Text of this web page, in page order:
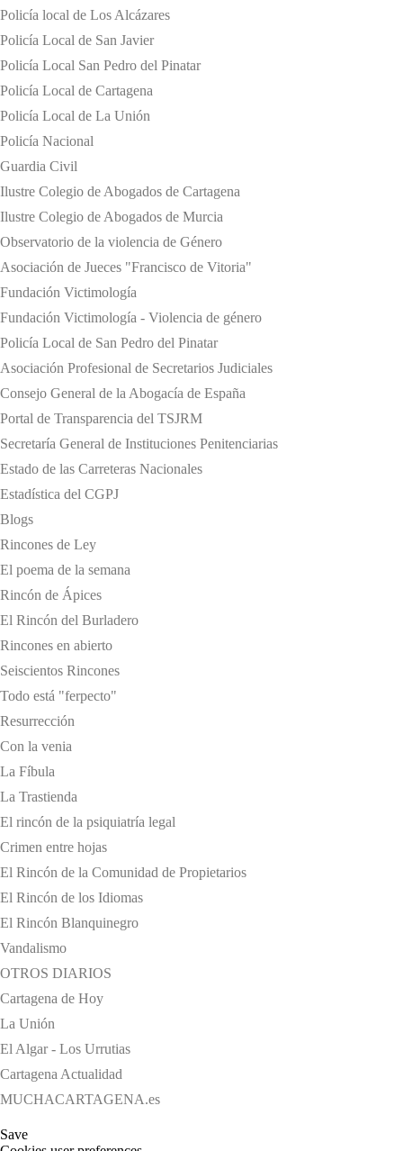
Policía local de Los Alcázares
Policía Local de San Javier
Policía Local San Pedro del Pinatar
Policía Local de Cartagena
Policía Local de La Unión
Policía Nacional
Guardia Civil
Ilustre Colegio de Abogados de Cartagena
Ilustre Colegio de Abogados de Murcia
Observatorio de la violencia de Género
Asociación de Jueces "Francisco de Vitoria"
Fundación Victimología
Fundación Victimología - Violencia de género
Policía Local de San Pedro del Pinatar
Asociación Profesional de Secretarios Judiciales
Consejo General de la Abogacía de España
Portal de Transparencia del TSJRM
Secretaría General de Instituciones Penitenciarias
Estado de las Carreteras Nacionales
Estadística del CGPJ
Blogs
Rincones de Ley
El poema de la semana
Rincón de Ápices
El Rincón del Burladero
Rincones en abierto
Seiscientos Rincones
Todo está "ferpecto"
Resurrección
Con la venia
La Fíbula
La Trastienda
El rincón de la psiquiatría legal
Crimen entre hojas
El Rincón de la Comunidad de Propietarios
El Rincón de los Idiomas
El Rincón Blanquinegro
Vandalismo
OTROS DIARIOS
Cartagena de Hoy
La Unión
El Algar - Los Urrutias
Cartagena Actualidad
MUCHACARTAGENA.es
Save